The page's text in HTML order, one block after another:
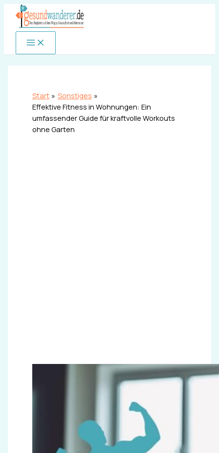
Inhalt
springen
Start
Sonstiges
Effektive Fitness in Wohnungen: Ein
umfassender Guide für kraftvolle Workouts
ohne Garten